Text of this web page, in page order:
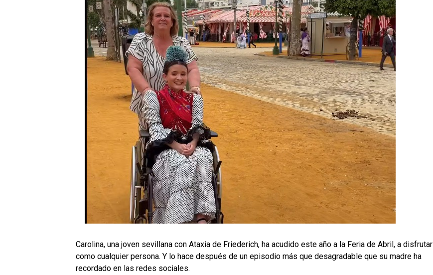
Carolina, una joven sevillana con Ataxia de Friederich, ha acudido este año a la Feria de Abril, a disfrutar
como cualquier persona. Y lo hace después de un episodio más que desagradable que su madre ha
recordado en las redes sociales.